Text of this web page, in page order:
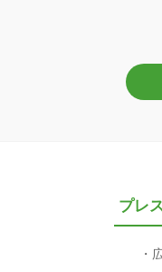
プレ